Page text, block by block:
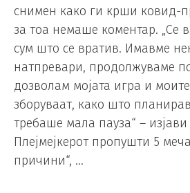
снимен како ги крши ковид-
за тоа немаше коментар. „Се
сум што се вратив. Имавме
натпревари, продолжуваме
дозволам мојата игра и
зборуваат, како што
требаше мала пауза“ –
Плејмејкерот пропушти 5
причини“, …